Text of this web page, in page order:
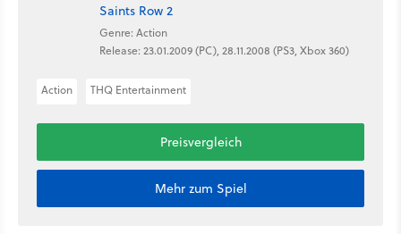
Saints Row 2
Genre: Action
Release: 23.01.2009 (PC), 28.11.2008 (PS3, Xbox 360)
Action THQ Entertainment
Preisvergleich
Mehr zum Spiel